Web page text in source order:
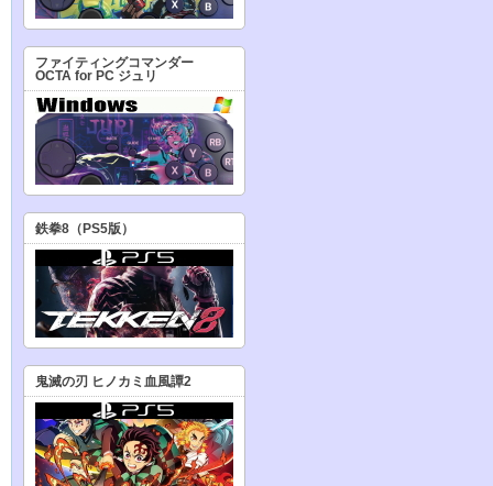
ファイティングコマンダー
OCTA for PC ジュリ
鉄拳8（PS5版）
鬼滅の刃 ヒノカミ血風譚2